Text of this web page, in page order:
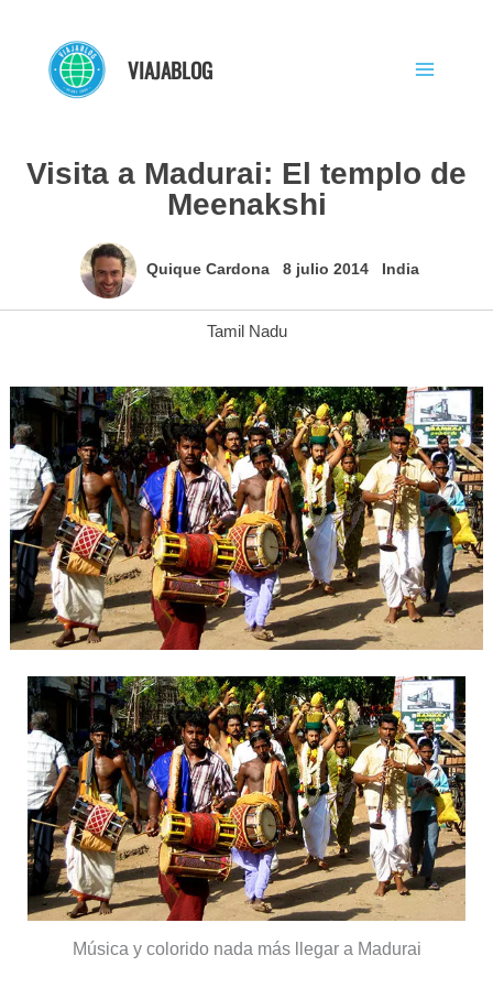
contenido
VIAJABLOG
Visita a Madurai: El templo de
Meenakshi
Quique Cardona 8 julio 2014 India
Tamil Nadu
Música y colorido nada más llegar a Madurai